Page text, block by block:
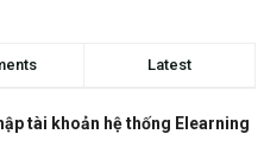
Latest
tài khoản hệ thống Elearning